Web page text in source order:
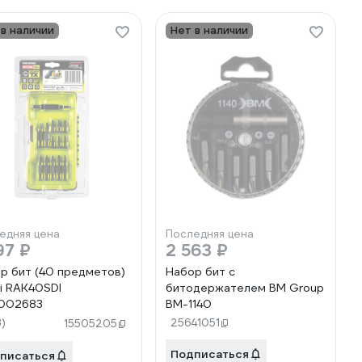
наличии
цена
₽
бит (40 предметов)
RAK40SDI
15505205
Нет в наличии
Последняя цена
2 563 ₽
Набор бит с
битодержателем BM Group
BM-1140
25641051
Подписаться